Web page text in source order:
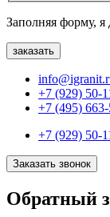
Заполняя форму, я
+7 (929) 50-
+7 (495)
+7 (929) 50-
Заказать звонок
Обратный